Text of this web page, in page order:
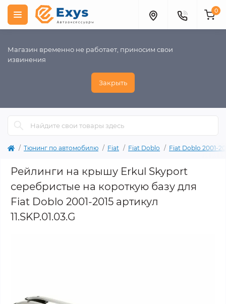
Магазин временно не работает, приносим свои
извинения
Закрыть
0
Тюнинг по автомобилю Fiat Fiat Doblo Fiat Doblo 2001-
Рейлинги на крышу Erkul Skyport
серебристые на короткую базу для
Fiat Doblo 2001-2015 артикул
11.SKP.01.03.G